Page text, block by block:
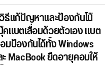
ธีแก้ปัญหาและป้องกันโน๊
แบตเสื่อมด้วยตัวเอง แบต
มป้องกันได้ทั้ง Windows
MacBook ยืดอายุคอมให้